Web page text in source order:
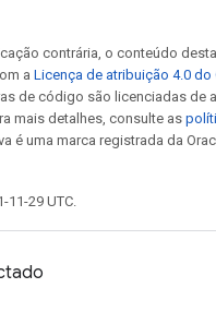
contrária, o conteúdo
a Licença de atribuição 4.0 do
de código são licenciadas de
mais detalhes, consulte as
é uma marca registrada da
11-29 UTC.